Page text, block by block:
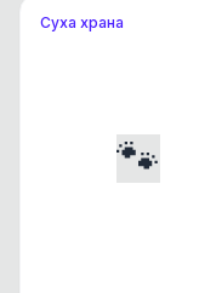
Суха храна
🐾